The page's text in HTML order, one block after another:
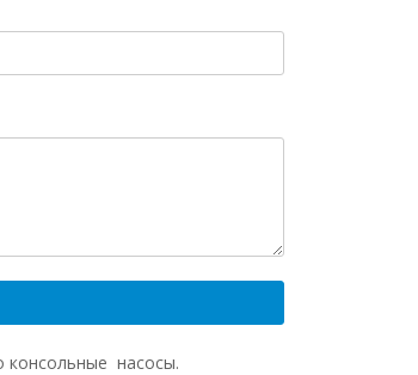
консольные насосы.